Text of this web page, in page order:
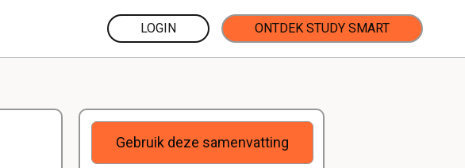
LOGIN ONTDEK STUDY SMART
Gebruik deze samenvatting